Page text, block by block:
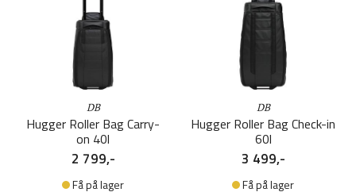
DB
Hugger Roller Bag Carry-
on 40l
2 799,-
Få på lager
DB
Hugger Roller Bag Check-in
60l
3 499,-
Få på lager